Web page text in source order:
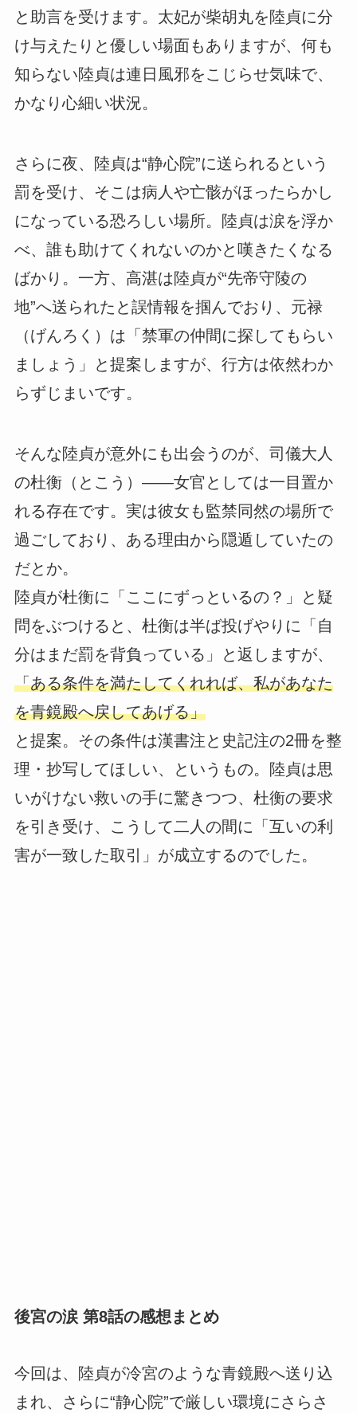
と助言を受けます。太妃が柴胡丸を陸貞に分
け与えたりと優しい場面もありますが、何も
知らない陸貞は連日風邪をこじらせ気味で、
かなり心細い状況。
さらに夜、陸貞は“静心院”に送られるという
罰を受け、そこは病人や亡骸がほったらかし
になっている恐ろしい場所。陸貞は涙を浮か
べ、誰も助けてくれないのかと嘆きたくなる
ばかり。一方、高湛は陸貞が“先帝守陵の
地”へ送られたと誤情報を掴んでおり、元禄
（げんろく）は「禁軍の仲間に探してもらい
ましょう」と提案しますが、行方は依然わか
らずじまいです。
そんな陸貞が意外にも出会うのが、司儀大人
の杜衡（とこう）――女官としては一目置か
れる存在です。実は彼女も監禁同然の場所で
過ごしており、ある理由から隠遁していたの
だとか。
陸貞が杜衡に「ここにずっといるの？」と疑
問をぶつけると、杜衡は半ば投げやりに「自
分はまだ罰を背負っている」と返しますが、
「ある条件を満たしてくれれば、私があなた
を青鏡殿へ戻してあげる」
と提案。その条件は漢書注と史記注の2冊を整
理・抄写してほしい、というもの。陸貞は思
いがけない救いの手に驚きつつ、杜衡の要求
を引き受け、こうして二人の間に「互いの利
害が一致した取引」が成立するのでした。
後宮の涙 第8話の感想まとめ
今回は、陸貞が冷宮のような青鏡殿へ送り込
まれ、さらに“静心院”で厳しい環境にさらさ